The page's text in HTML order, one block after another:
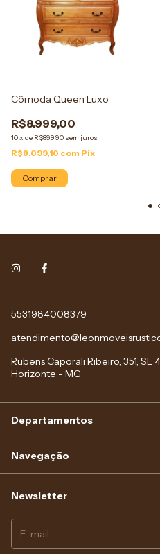
Cômoda Queen Luxo
R$8.999,00
10x de R$899,90 sem juros
R$8.099,10 com Pix
Comprar
5531984008379
Rubens Caporali Ribeiro, 351, SL
Horizonte - MG
Departamentos
Navegação
Newsletter